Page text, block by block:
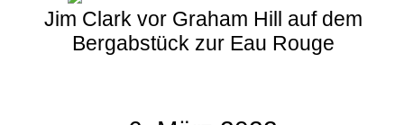
Jim Clark vor Graham Hill auf dem
Bergabstück zur Eau Rouge